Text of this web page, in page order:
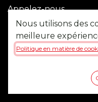
Appelez-nous
+41 21 355 22 45
Envoyez-nous un
Nous utilisons des
meilleure
Politique en matière de